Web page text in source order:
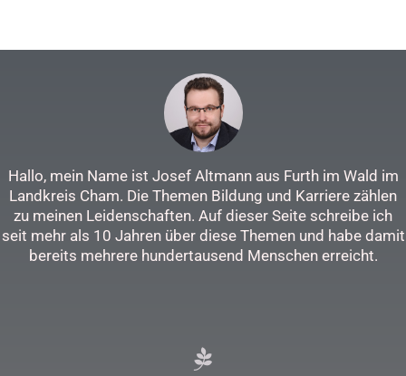
Hallo, mein Name ist Josef Altmann aus Furth im Wald im
Landkreis Cham. Die Themen Bildung und Karriere zählen
zu meinen Leidenschaften. Auf dieser Seite schreibe ich
seit mehr als 10 Jahren über diese Themen und habe damit
bereits mehrere hundertausend Menschen erreicht.